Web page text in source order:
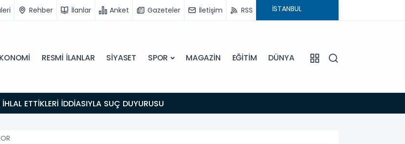
Rehber İlanlar Anket Gazeteler İletişim RSS
RESMİ İLANLAR SİYASET SPOR MAGAZİN EĞİTİM DÜNYA
ETTİKLERİ İDDİASIYLA SUÇ DUYURUSU